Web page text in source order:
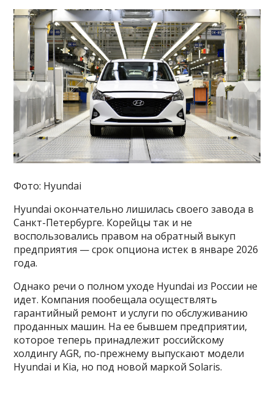
Фото: Hyundai
Hyundai окончательно лишилась своего завода в
Санкт-Петербурге. Корейцы так и не
воспользовались правом на обратный выкуп
предприятия — срок опциона истек в январе 2026
года.
Однако речи о полном уходе Hyundai из России не
идет. Компания пообещала осуществлять
гарантийный ремонт и услуги по обслуживанию
проданных машин. На ее бывшем предприятии,
которое теперь принадлежит российскому
холдингу AGR, по-прежнему выпускают модели
Hyundai и Kia, но под новой маркой Solaris.